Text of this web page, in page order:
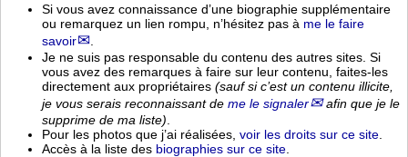
Si vous avez connaissance d’une biographie supplémentaire
ou remarquez un lien rompu, n’hésitez pas à me le faire
savoir
Je ne suis pas responsable du contenu des autres sites. Si
vous avez des remarques à faire sur leur contenu, faites-les
directement aux propriétaires (sauf si c’est un contenu illicite,
je vous serais reconnaissant de me le signaler
afin que je le
supprime de ma liste)
Pour les photos que j’ai réalisées, voir les droits sur ce site
Accès à la liste des biographies sur ce site